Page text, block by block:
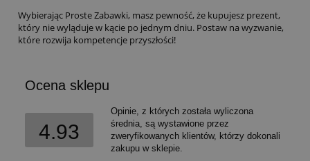
Wybierając Proste Zabawki, masz pewność, że kupujesz prezent,
który nie wyląduje w kącie po jednym dniu. Postaw na wyzwanie,
które rozwija kompetencje przyszłości!
Ocena sklepu
4.93
Opinie, z których została wyliczona
średnia, są wystawione przez
zweryfikowanych klientów, którzy dokonali
zakupu w sklepie.